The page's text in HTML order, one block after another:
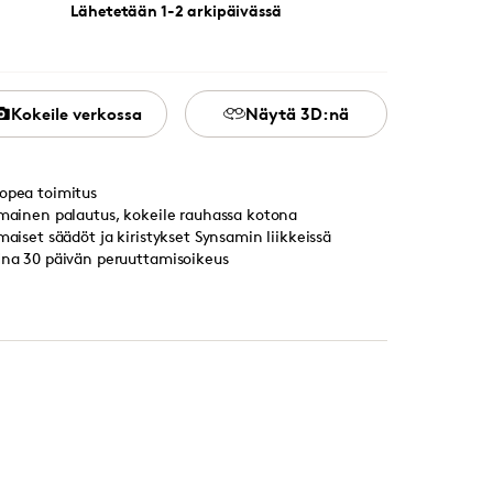
Lähetetään 1-2 arkipäivässä
Kokeile verkossa Näytä 3D:nä
toimitus
palautus, kokeile rauhassa kotona
säädöt ja kiristykset Synsamin liikkeissä
30 päivän peruuttamisoikeus